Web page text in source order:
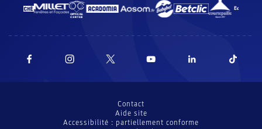
Contact
Aide site
Accessibilité : partiellement conforme